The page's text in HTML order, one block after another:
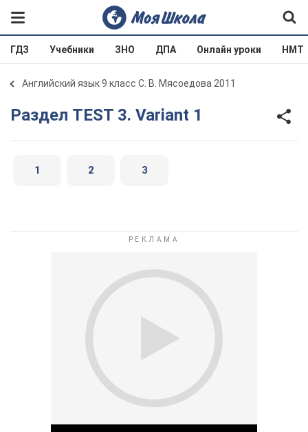
ГДЗ Учебники ЗНО ДПА Онлайн уроки НМТ
Английский язык 9 класс С. В. Мясоедова 2011
Раздел TEST 3. Variant 1
1 2 3